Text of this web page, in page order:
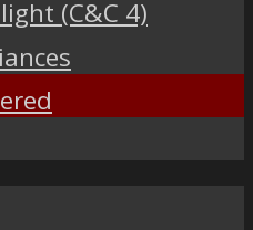
(C&C 4)